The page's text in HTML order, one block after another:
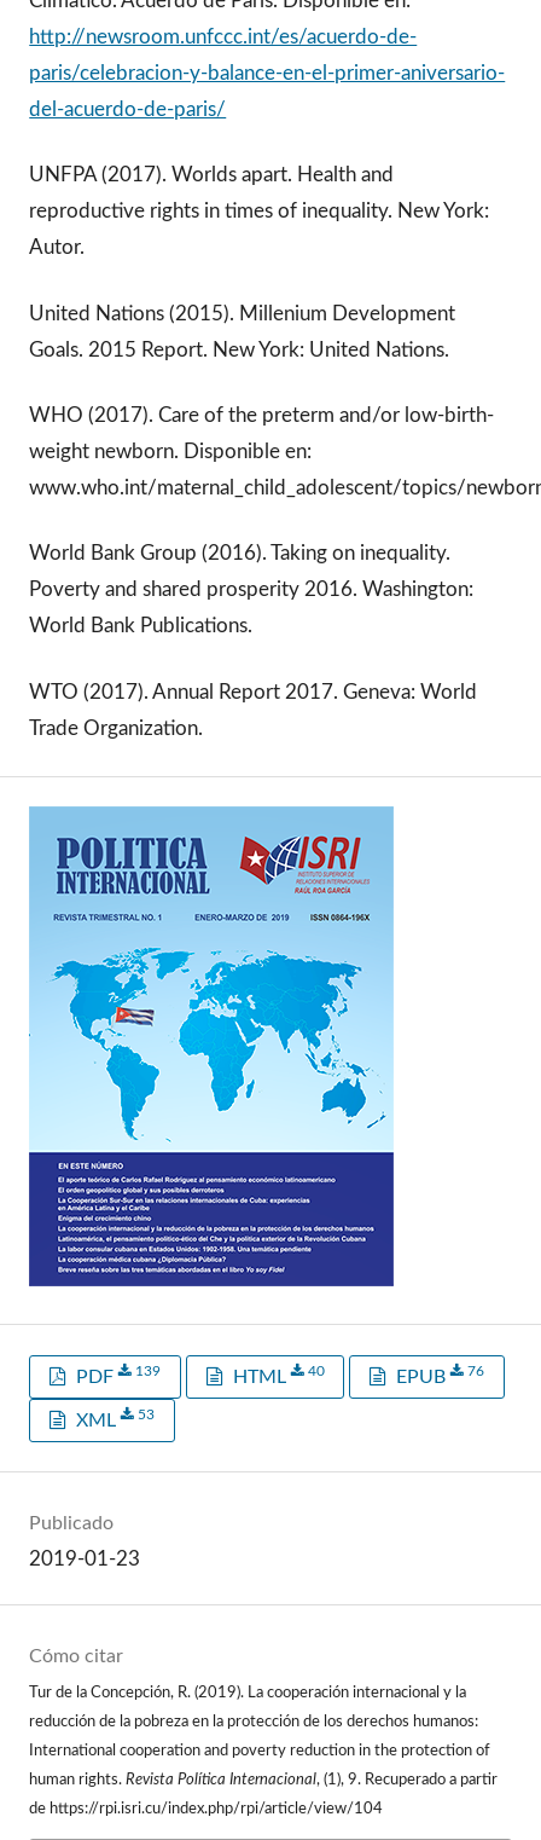
http://newsroom.unfccc.int/es/acuerdo-de-
paris/celebracion-y-balance-en-el-primer-aniversario-
del-acuerdo-de-paris/
UNFPA (2017). Worlds apart. Health and
reproductive rights in times of inequality. New York:
Autor.
United Nations (2015). Millenium Development
Goals. 2015 Report. New York: United Nations.
WHO (2017). Care of the preterm and/or low-birth-
weight newborn. Disponible en:
www.who.int/maternal_child_adolescent/topics/
World Bank Group (2016). Taking on inequality.
Poverty and shared prosperity 2016. Washington:
World Bank Publications.
WTO (2017). Annual Report 2017. Geneva: World
Trade Organization.
PDF 139 HTML 40 EPUB 76
XML 53
Publicado
2019-01-23
Cómo citar
Tur de la Concepción, R. (2019). La cooperación internacional y la
reducción de la pobreza en la protección de los derechos humanos:
International cooperation and poverty reduction in the protection of
human rights.Revista Política Internacional, (1), 9. Recuperado a partir
de https://rpi.isri.cu/index.php/rpi/article/view/104